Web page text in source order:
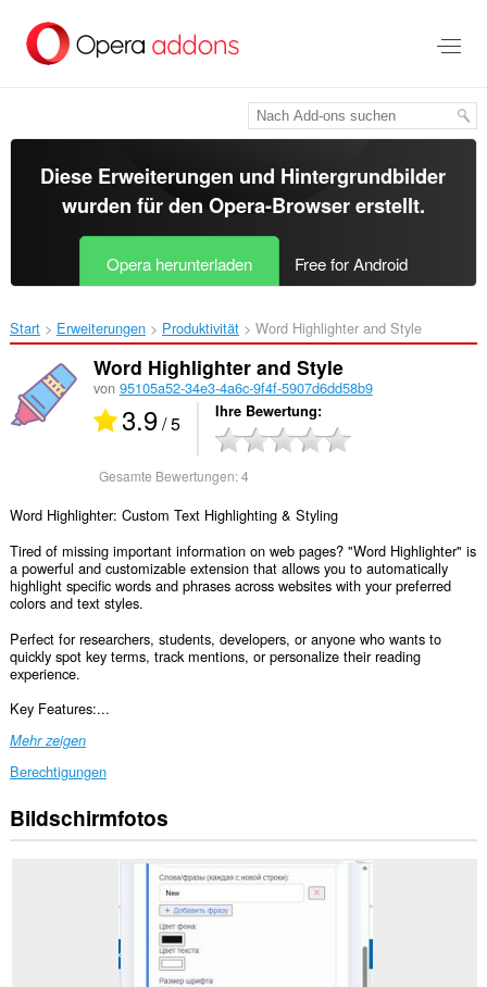
Hauptinhalt
springen
Diese Erweiterungen und Hintergrundbilder
wurden für den Opera-Browsererstellt.
Opera herunterladen Free for Android
Start Erweiterungen Produktivität Word Highlighter and Style‎
Word Highlighter and Style
von 95105a52-34e3-4a6c-9f4f-5907d6dd58b9
3.9/ 5 Ihre Bewertung
Gesamte Bewertungen:4
Word Highlighter: Custom Text Highlighting & Styling
Tired of missing important information on web pages? "Word Highlighter" is
a powerful and customizable extension that allows you to automatically
highlight specific words and phrases across websites with your preferred
colors and text styles.
Perfect for researchers, students, developers, or anyone who wants to
quickly spot key terms, track mentions, or personalize their reading
experience.
Key Features:...
Mehr zeigen
Berechtigungen
Diese
Erweiterung
Bildschirmfotos